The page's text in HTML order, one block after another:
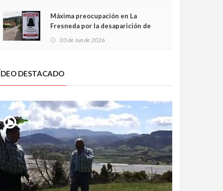
Máxima preocupación en La
Fresneda por la desaparición de
03 de Jun de 2026
DESTACADO